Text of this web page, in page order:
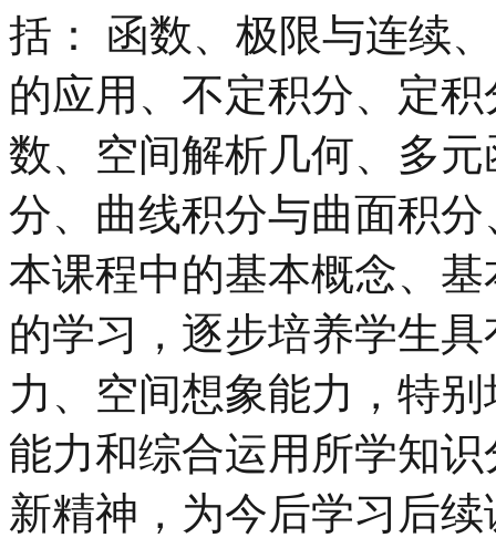
括： 函数、极限与连续
的应用、不定积分、定
数、空间解析几何、多
分、曲线积分与曲面积
本课程中的基本概念、
的学习，逐步培养学生
力、空间想象能力，特
能力和综合运用所学知
新精神，为今后学习后